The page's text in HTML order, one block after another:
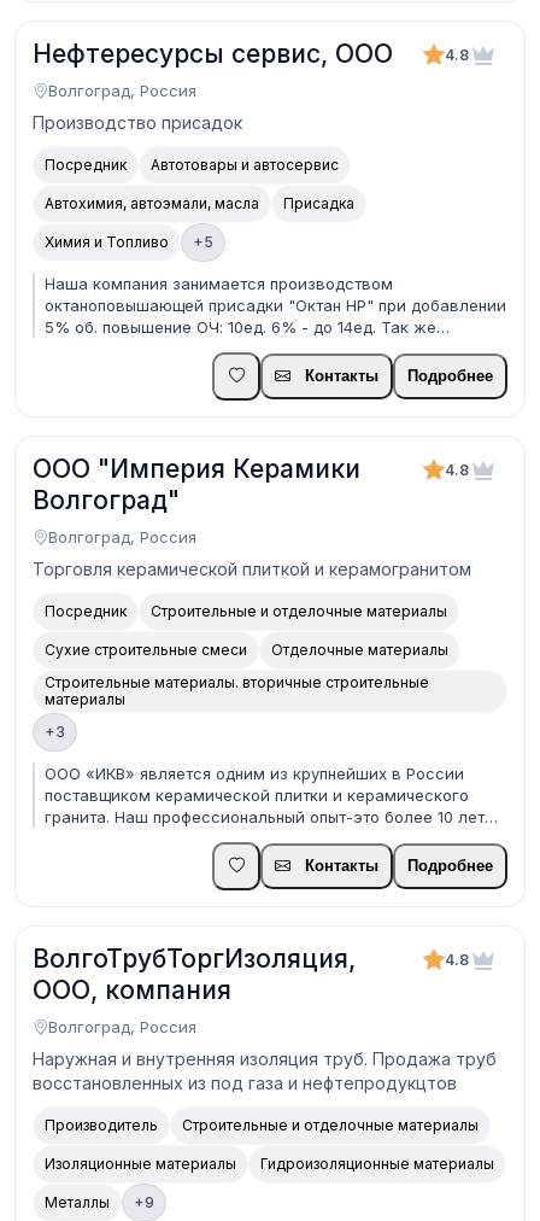
Нефтересурсы сервис, ООО
Волгоград, Россия
4.8
Производство присадок
Посредник Автотовары и автосервис
Автохимия, автоэмали, масла Присадка
Химия и Топливо +5
Наша компания занимается производством
октаноповышающей присадки "Октан НР" при добавлении
5% об. повышение ОЧ: 10ед. 6% - до 14ед. Так же
производим депрессорно диспергирующую добавку "НР
Дизель" предназначенную для применения в качестве
депрессатора температуры фильтрации топлив и
Контакты Подробнее
ООО "Империя Керамики
Волгоград"
Волгоград, Россия
4.8
Торговля керамической плиткой и керамогранитом
Посредник Строительные и отделочные материалы
Сухие строительные смеси
Отделочные материалы
Строительные материалы. вторичные строительные
материалы
+3
ООО «ИКВ» является одним из крупнейших в России
поставщиком керамической плитки и керамического
гранита. Наш профессиональный опыт-это более 10 лет
успешной работы в сфере поставок данной продукции.
Мы являемся дистрибьютором таких известных
производителей керамической плитки и керамогранита в
Контакты Подробнее
ВолгоТрубТоргИзоляция,
ООО, компания
Волгоград, Россия
4.8
Наружная и внутренняя изоляция труб. Продажа труб
восстановленных из под газа и нефтепродукцтов
Производитель Строительные и отделочные материалы
Изоляционные материалы Гидроизоляционные материалы
Металлы +9